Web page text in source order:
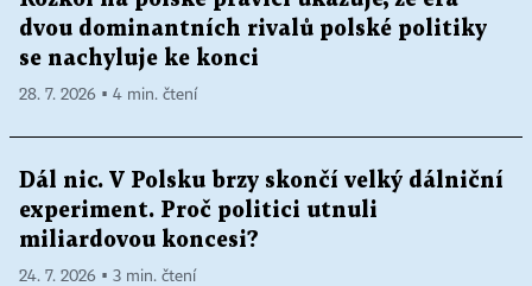
dvou dominantních rivalů polské politiky
se nachyluje ke konci
28. 7. 2026 ▪ 4 min. čtení
Dál nic. V Polsku brzy skončí velký dálniční
experiment. Proč politici utnuli
miliardovou koncesi?
24. 7. 2026 ▪ 3 min. čtení